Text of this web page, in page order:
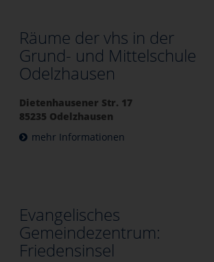
Räume der vhs in der
Grund- und Mittelschule
Odelzhausen
Dietenhausener Str. 17
85235 Odelzhausen
mehr Informationen
Evangelisches
Gemeindezentrum:
Friedensinsel